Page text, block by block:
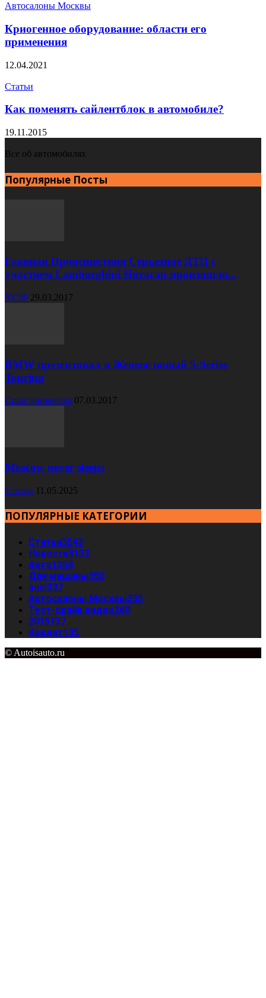
Автосалоны Москвы
Криогенное оборудование: области его
применения
12.04.2021
Статьи
Как поменять сайлентблок в автомобиле?
19.11.2015
Все об автомобилях
Популярные Посты
Главная Происшествия Серьезное ДТП с
участием Lamborghini Huracan произошло...
XC90 29.03.2017
BMW презентовал в Женеве новый 5-Series
Touring
Cruze универсал 07.03.2017
Moscow never sleeps
Статьи 11.05.2025
ПОПУЛЯРНЫЕ КАТЕГОРИИ
Статьи3543
Новости3132
Авто1358
Для машины350
audi337
Автосалоны Москвы335
Тест-драйв видео260
2015137
Кредит135
© Autoisauto.ru